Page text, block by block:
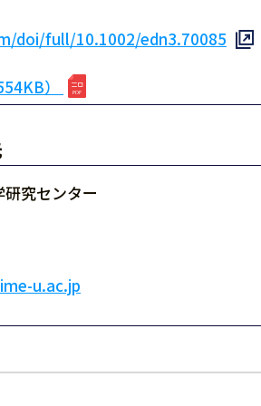
doi/full/10.1002/edn3.70085
）
究センター
u.ac.jp